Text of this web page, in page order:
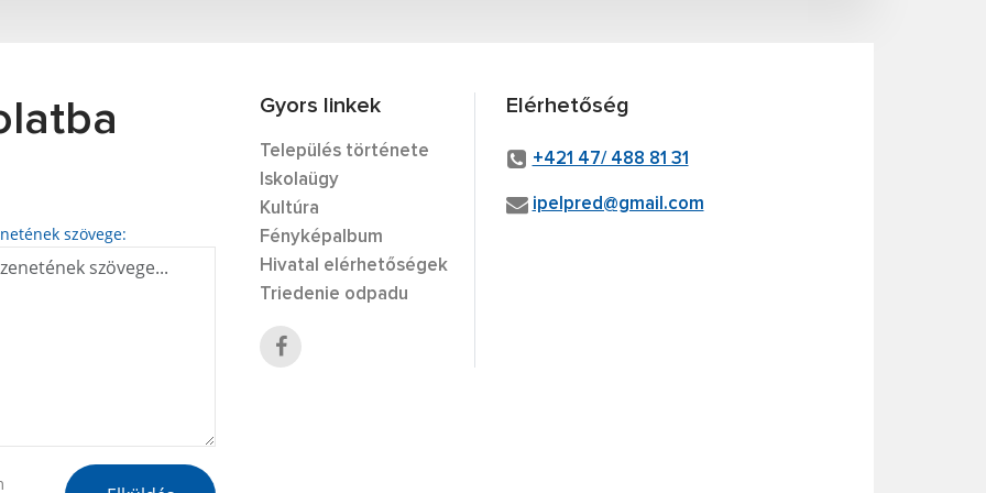
szövege:
Gyors linkek
Település története
Iskolaügy
Kultúra
Fényképalbum
Hivatal elérhetőségek
Triedenie odpadu
Elérhetőség
+421 47/ 488 81 31
ipelpred@gmail.com